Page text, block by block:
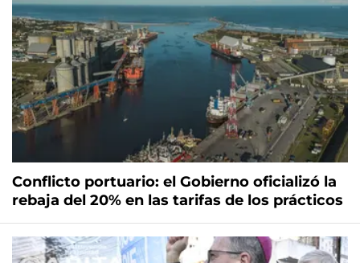
Conflicto portuario: el Gobierno oficializó la
rebaja del 20% en las tarifas de los prácticos